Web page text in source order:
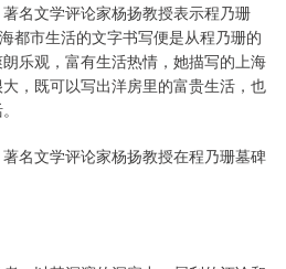
名文学评论家杨扬教授表示程乃珊
都市生活的文字书写便是从程乃珊的
乐观，富有生活热情，她描写的上海
，既可以写出洋房里的富贵生活，也
名文学评论家杨扬教授在程乃珊墓碑